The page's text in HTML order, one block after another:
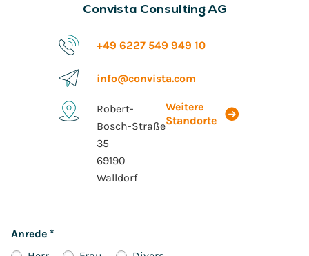
Convista Consulting AG
+49 6227 549 949 10
info@convista.com
Robert-
Bosch-Straße
35
69190
Walldorf
Weitere
Standorte
Anrede *